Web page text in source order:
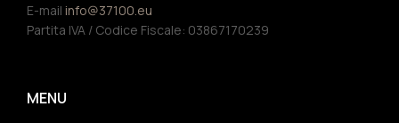
E-mail info@37100.eu
Partita IVA / Codice Fiscale: 03867170239
MENU